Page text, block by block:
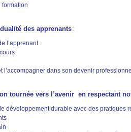
des apprenants
l’apprenant
l’accompagner dans son devenir
tournée vers l’avenir en respectant
sur le développement durable